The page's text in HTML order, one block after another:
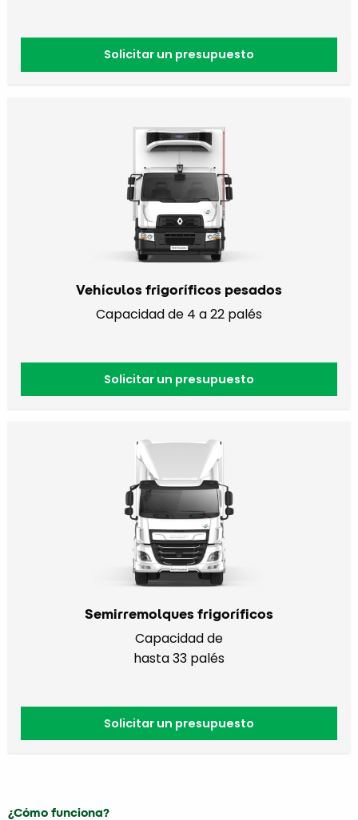
Solicitar un presupuesto
Vehículos frigoríficos pesados
Capacidad de 4 a 22 palés
Solicitar un presupuesto
Semirremolques frigoríficos
Capacidad de
hasta 33 palés
Solicitar un presupuesto
¿Cómo funciona?